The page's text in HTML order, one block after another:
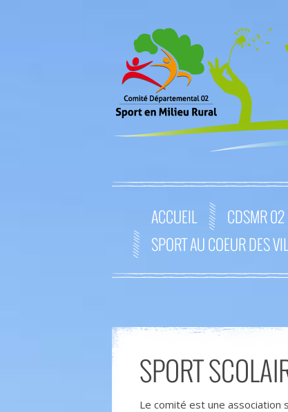
ACCUEIL CDSMR 02
SPORT AU COEUR DES
SPORT
Le comité est une association